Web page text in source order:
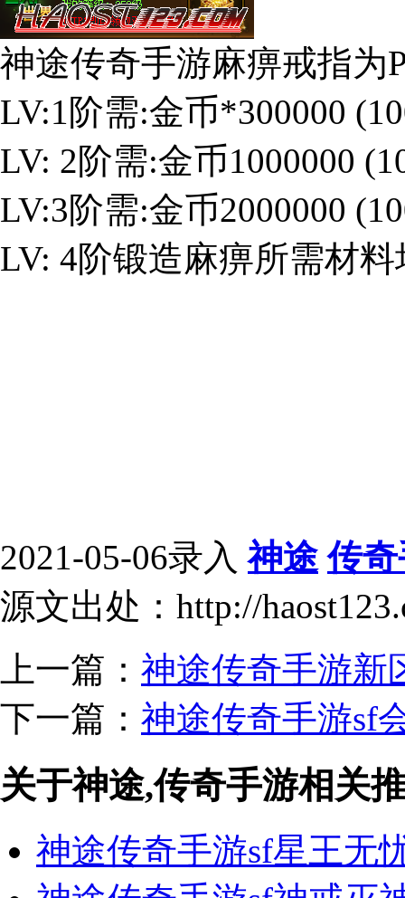
神途传奇手游麻痹戒指为
LV:1阶需:金币*300000
LV: 2阶需:金币1000000
LV:3阶需:金币2000000
LV: 4阶锻造麻痹所需材
2021-05-06录入神途 传
源文出处：http://
上一篇： 神途传奇手游新
下一篇： 神途传奇手游sf
关于神途,传奇手游相关
神途传奇手游sf星王无